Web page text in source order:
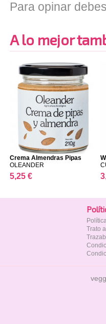
Para opinar
A lo mejor
Crema Almendras Pipas
OLEANDER
5,25 €
Trato